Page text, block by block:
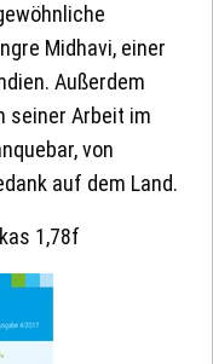
Midhavi, einer
Außerdem
seiner Arbeit im
von
auf dem Land.
1,78f